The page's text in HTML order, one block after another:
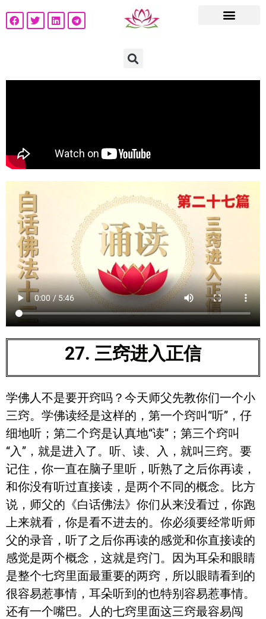
27. 三窍进入正信
学佛人不是要开窍吗？今天师父先教你们一个小
三窍。学佛读经是这样的，第一个窍叫“听”，仔
细地听；第二个窍是认真地“读”；第三个窍叫
“入”，就是进入了。听、读、入，就叫三窍。要
记住，你一直在脑子里听，听熟了之后你再读，
和你没有听过直接读，是两个不同的概念。比方
说，师父的《白话佛法》你们从来没看过，你跑
上来就看，你是看不进去的。你必须要经常听师
父的录音，听了之后你再读的感觉和你直接读的
感觉是两个概念，这就是窍门。因为耳朵和眼睛
是整个七窍里面最重要的两窍，所以眼睛看到的
很容易惹事情，耳朵听到的也特别容易惹事情。
还有一个嘴巴。人的七窍里面这三窍最容易闯